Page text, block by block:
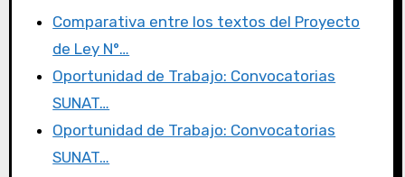
e
b
o
o
k
te
r
o
o
p
tir
Comparativa entre los textos del Proyecto
de Ley N°…
Oportunidad de Trabajo: Convocatorias
SUNAT…
Oportunidad de Trabajo: Convocatorias
SUNAT…